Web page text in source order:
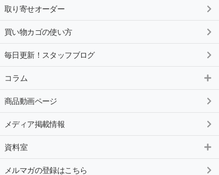
取り寄せオーダー
買い物カゴの使い方
毎日更新！スタッフブログ
コラム
商品動画ページ
メディア掲載情報
資料室
メルマガの登録はこちら